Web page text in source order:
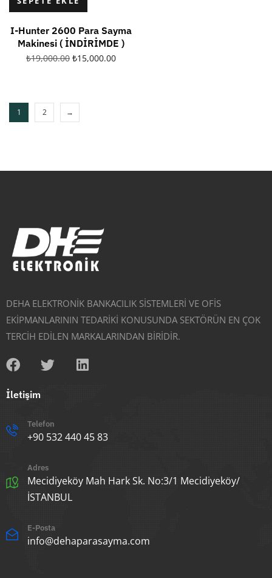
I-Hunter 2600 Para Sayma
Makinesi ( İNDİRİMDE )
₺19,000.00 ₺15,000.00
1 2 →
DEHA ELEKTRONİK BANKACILIK SİSTEMLERİ VE OFİS
EKİPMANLARININ TEDARİKİ KONUSUNDA SEKTÖRÜN EN ÇOK
TERCİH EDİLEN MARKALARINDAN BİRİDİR.
İletişim
Telefon
+90 532 440 45 83
Adres
Mecidiyeköy Mah Hark Sk. No:3/1 Mecidiyeköy/
İSTANBUL
E-Posta
info@dehaparasayma.com